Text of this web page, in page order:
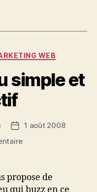
WEB
simple et
Date
de
1 août 2008
sur
jeu
simple
propose de